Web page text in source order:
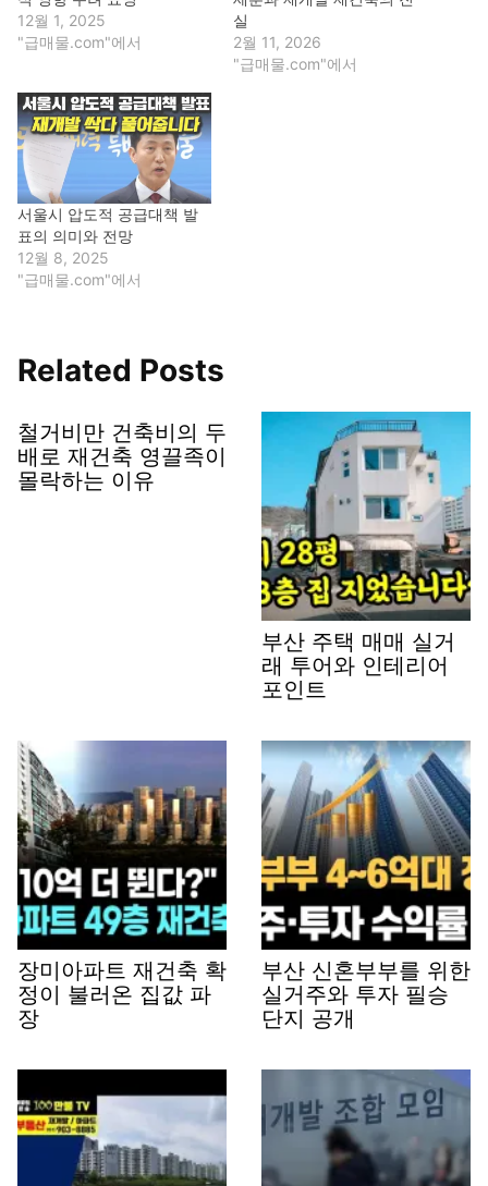
12월 1, 2025
"급매물.com"에서
실
2월 11, 2026
"급매물.com"에서
서울시 압도적 공급대책 발
표의 의미와 전망
12월 8, 2025
"급매물.com"에서
Related Posts
철거비만 건축비의 두
배로 재건축 영끌족이
몰락하는 이유
부산 주택 매매 실거
래 투어와 인테리어
포인트
장미아파트 재건축 확
정이 불러온 집값 파
장
부산 신혼부부를 위한
실거주와 투자 필승
단지 공개